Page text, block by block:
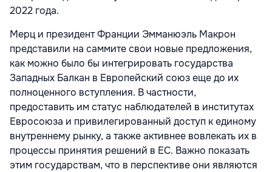
2022 года.
Мерц и президент Франции Эмманюэль Макрон
представили на саммите свои новые предложения,
как можно было бы интегрировать государства
Западных Балкан в Европейский союз еще до их
полноценного вступления. В частности,
предоставить им статус наблюдателей в институтах
Евросоюза и привилегированный доступ к единому
внутреннему рынку, а также активнее вовлекать их в
процессы принятия решений в ЕС. Важно показать
этим государствам, что в перспективе они являются